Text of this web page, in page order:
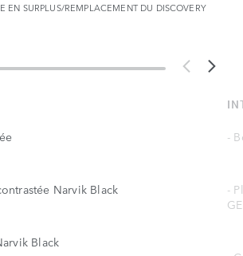
EN SURPLUS/REMPLACEMENT DU DISCOVERY
Narvik Black
Black
-
-